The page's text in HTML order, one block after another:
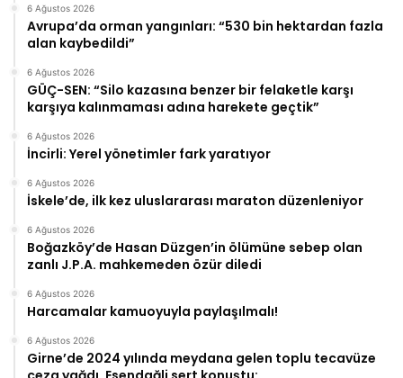
6 Ağustos 2026
Avrupa’da orman yangınları: “530 bin hektardan fazla
alan kaybedildi”
6 Ağustos 2026
GÜÇ-SEN: “Silo kazasına benzer bir felaketle karşı
karşıya kalınmaması adına harekete geçtik”
6 Ağustos 2026
İncirli: Yerel yönetimler fark yaratıyor
6 Ağustos 2026
İskele’de, ilk kez uluslararası maraton düzenleniyor
6 Ağustos 2026
Boğazköy’de Hasan Düzgen’in ölümüne sebep olan
zanlı J.P.A. mahkemeden özür diledi
6 Ağustos 2026
Harcamalar kamuoyuyla paylaşılmalı!
6 Ağustos 2026
Girne’de 2024 yılında meydana gelen toplu tecavüze